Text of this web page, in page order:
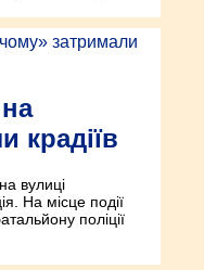
крадіїв
вулиці
На місце події
поліції